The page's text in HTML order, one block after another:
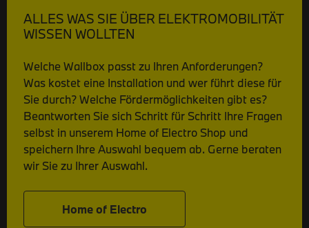
ALLES WAS SIE ÜBER ELEKTROMOBILITÄT
WISSEN WOLLTEN
Welche Wallbox passt zu Ihren Anforderungen?
Was kostet eine Installation und wer führt diese für
Sie durch? Welche Fördermöglichkeiten gibt es?
Beantworten Sie sich Schritt für Schritt Ihre Fragen
selbst in unserem Home of Electro Shop und
speichern Ihre Auswahl bequem ab. Gerne beraten
wir Sie zu Ihrer Auswahl.
Home of Electro